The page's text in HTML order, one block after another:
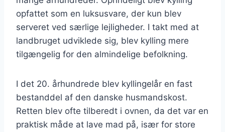
opfattet som en luksusvare, der kun blev
serveret ved særlige lejligheder. I takt med at
landbruget udviklede sig, blev kylling mere
tilgængelig for den almindelige befolkning.
I det 20. århundrede blev kyllingelår en fast
bestanddel af den danske husmandskost.
Retten blev ofte tilberedt i ovnen, da det var en
praktisk måde at lave mad på, især for store